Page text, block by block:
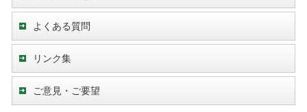
よくある質問
リンク集
ご意見・ご要望